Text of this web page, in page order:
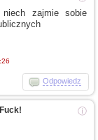
zajmie sobie
Odpowiedz
ⓘ